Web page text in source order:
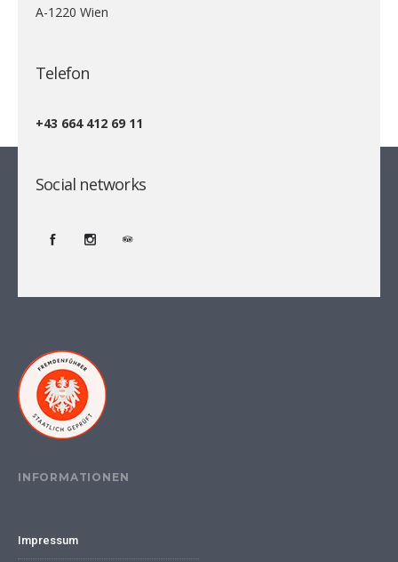
A-1220 Wien
Telefon
+43 664 412 69 11
Social networks
INFORMATIONEN
Impressum